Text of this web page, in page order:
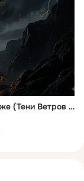
Мега крутой ХИТ 2026!🔥Мурашки по коже (Тени Ветров -Давай, вставай!)Ссылка:https://www.youtube.com/watch?v=YLho1YX1fhg&list=RDYLho1YX1fhg&start_radio=1